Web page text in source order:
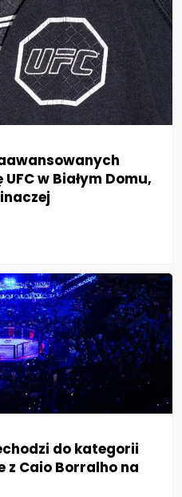
w Białym Domu,
do kategorii
z Caio Borralho na